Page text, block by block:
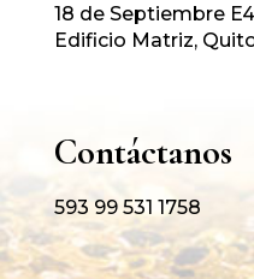
18 de Septiembre
Edificio Matriz,
Contáctanos
593 99 531 1758